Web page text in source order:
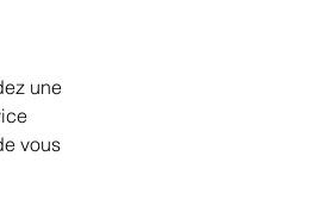
une
vous